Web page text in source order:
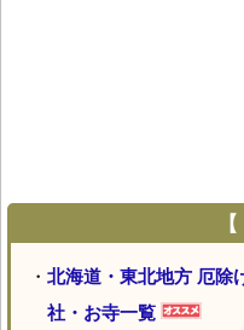
・ 北海道・東北地方 厄除
社・お寺一覧